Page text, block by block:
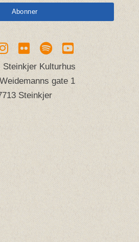
Steinkjer Kulturhus
gate 1
Steinkjer